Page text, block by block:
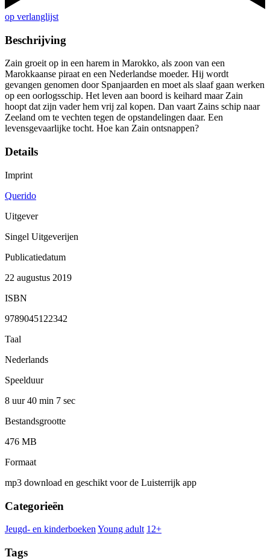
op verlanglijst
Beschrijving
Zain groeit op in een harem in Marokko, als zoon van een
Marokkaanse piraat en een Nederlandse moeder. Hij wordt
gevangen genomen door Spanjaarden en moet als slaaf gaan werken
op een oorlogsschip. Het leven aan boord is keihard maar Zain
hoopt dat zijn vader hem vrij zal kopen. Dan vaart Zains schip naar
Zeeland om te vechten tegen de opstandelingen daar. Een
levensgevaarlijke tocht. Hoe kan Zain ontsnappen?
Details
Imprint
Querido
Uitgever
Singel Uitgeverijen
Publicatiedatum
22 augustus 2019
ISBN
9789045122342
Taal
Nederlands
Speelduur
8 uur 40 min 7 sec
Bestandsgrootte
476 MB
Formaat
mp3 download en geschikt voor de Luisterrijk app
Categorieën
Jeugd- en kinderboeken Young adult 12+
Tags